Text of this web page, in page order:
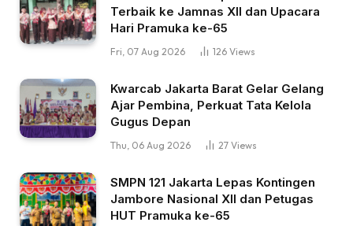
Terbaik ke Jamnas XII dan Upacara
Hari Pramuka ke-65
Fri, 07 Aug 2026 126 Views
Kwarcab Jakarta Barat Gelar Gelang
Ajar Pembina, Perkuat Tata Kelola
Gugus Depan
Thu, 06 Aug 2026 27 Views
SMPN 121 Jakarta Lepas Kontingen
Jambore Nasional XII dan Petugas
HUT Pramuka ke-65